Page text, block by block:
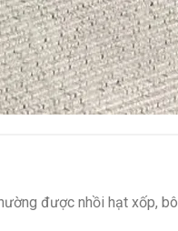
được nhồi hạt xốp,